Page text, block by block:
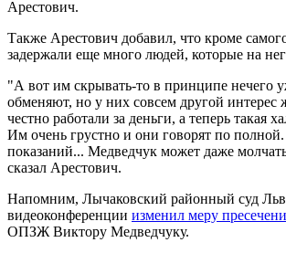
Арестович.
Также Арестович добавил, что кроме
задержали еще много людей, которые на
"А вот им скрывать-то в принципе нечего
обменяют, но у них совсем другой
честно работали за деньги, а теперь такая
Им очень грустно и они говорят по
показаний... Медведчук может даже
сказал Арестович.
Напомним, Лычаковский районный суд
видеоконференции изменил меру
ОПЗЖ Виктору Медведчуку.